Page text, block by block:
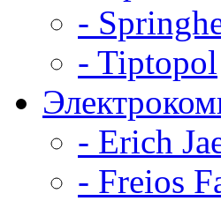
-
- Tiptopol
- Erich
- Freios